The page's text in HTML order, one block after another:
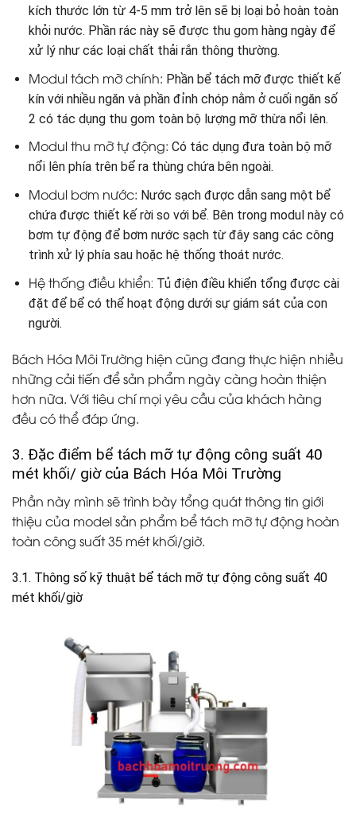
kích thước lớn từ 4-5 mm trở lên sẽ bị loại bỏ hoàn toàn
khỏi nước. Phần rác này sẽ được thu gom hàng ngày để
xử lý như các loại chất thải rắn thông thường.
Modul tách mỡ chính: Phần bể tách mỡ được thiết kế
kín với nhiều ngăn và phần đỉnh chóp nằm ở cuối ngăn số
2 có tác dụng thu gom toàn bộ lượng mỡ thừa nổi lên.
Modul thu mỡ tự động: Có tác dụng đưa toàn bộ mỡ
nổi lên phía trên bể ra thùng chứa bên ngoài.
Modul bơm nước: Nước sạch được dẫn sang một bể
chứa được thiết kế rời so với bể. Bên trong modul này có
bơm tự động để bơm nước sạch từ đây sang các công
trình xử lý phía sau hoặc hệ thống thoát nước.
Hệ thống điều khiển: Tủ điện điều khiển tổng được cài
đặt để bể có thể hoạt động dưới sự giám sát của con
người.
Bách Hóa Môi Trường hiện cũng đang thực hiện nhiều
những cải tiến để sản phẩm ngày càng hoàn thiện
hơn nữa. Với tiêu chí mọi yêu cầu của khách hàng
đều có thể đáp ứng.
3. Đặc điểm bể tách mỡ tự động công suất 40
mét khối/ giờ của Bách Hóa Môi Trường
Phần này mình sẽ trình bày tổng quát thông tin giới
thiệu của model sản phẩm bể tách mỡ tự động hoàn
toàn công suất 35 mét khối/giờ.
3.1. Thông số kỹ thuật bể tách mỡ tự động công suất 40
mét khối/giờ